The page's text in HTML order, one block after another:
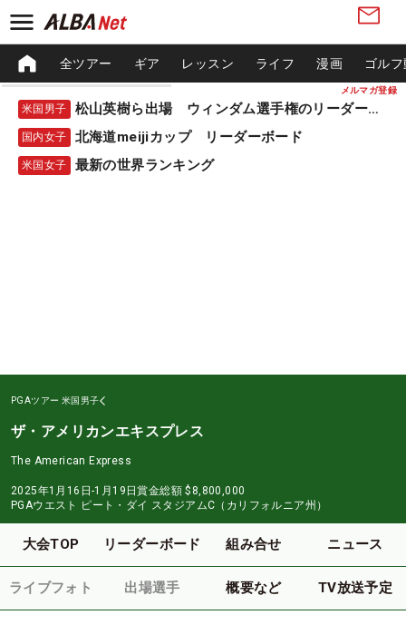
メルマガ登録
全ツアー ギア レッスン ライフ 漫画 ゴル
米国男子 松山英樹ら出場 ウィンダム選手権のリーダーボード
国内女子 北海道meijiカップ リーダーボード
米国女子 最新の世界ランキング
PGAツアー 米国男子
ザ・アメリカンエキスプレス
The American Express
2025年1月16日-1月19日賞金総額 $8,800,000
PGAウエスト ピート・ダイ スタジアムC（カリフォルニア州）
大会TOP リーダーボード 組み合せ ニュース
ライブフォト 出場選手 概要など TV放送予定